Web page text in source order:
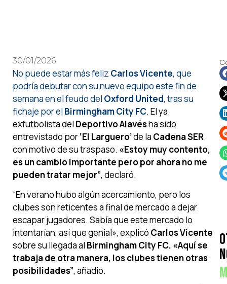
30/01/2026
No puede estar más feliz Carlos Vicente, que
podría debutar con su nuevo equipo este fin de
semana en el feudo del Oxford United, tras su
fichaje por el Birmingham City FC. El ya
exfutbolista del Deportivo Alavésha sido
entrevistado por‘El Larguero’de la Cadena SER
con motivo de su traspaso. «Estoy muy contento,
es un cambio importante pero por ahora no me
pueden tratar mejor”, declaró.
“En verano hubo algún acercamiento, pero los
clubes son reticentes a final de mercado a dejar
escapar jugadores. Sabía que este mercado lo
intentarían, así que genial», explicó Carlos Vicente
sobre su llegada al Birmingham City FC. «Aquí se
trabaja de otra manera, los clubes tienen otras
posibilidades”, añadió.